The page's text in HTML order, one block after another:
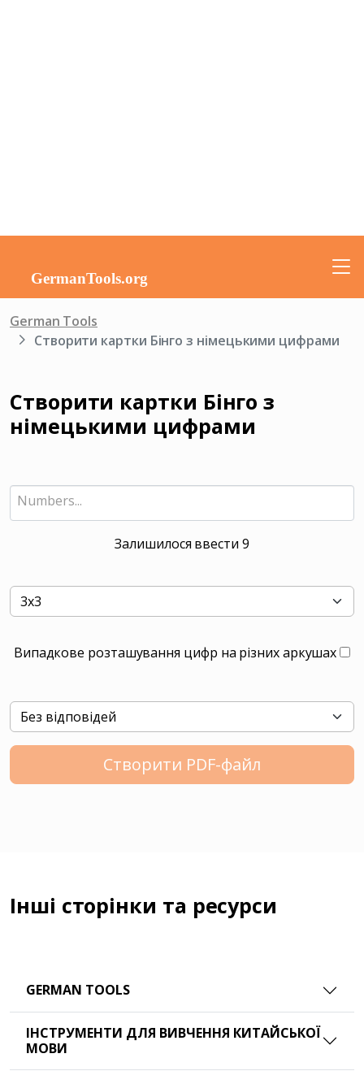
German Tools
Створити картки Бінго з німецькими цифрами
Створити картки Бінго з
німецькими цифрами
Залишилося ввести 9
Випадкове розташування цифр на різних аркушах
Створити PDF-файл
Інші сторінки та ресурси
GERMAN TOOLS
ІНСТРУМЕНТИ ДЛЯ ВИВЧЕННЯ КИТАЙСЬКОЇ
МОВИ